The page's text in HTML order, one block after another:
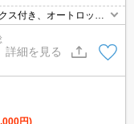
ス付き、オートロッ
、シャンプードレッサ
詳細を見る
円)